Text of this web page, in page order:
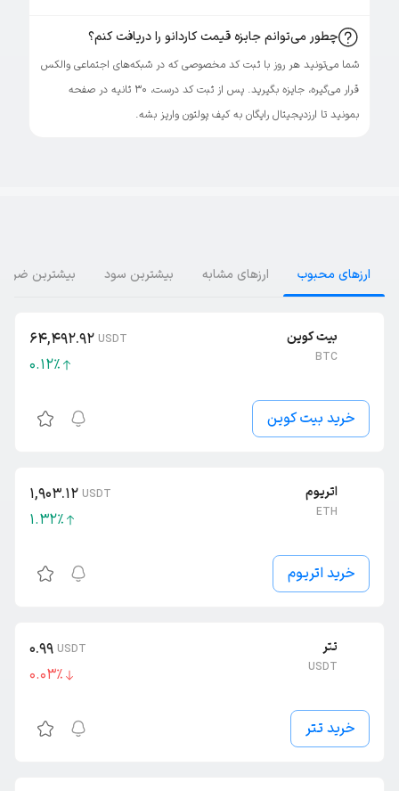
چطور می‌توانم جایزه قیمت کاردانو را دریافت کنم؟
شما می‌تونید هر روز با ثبت کد مخصوصی که در شبکه‌های اجتماعی والکس
قرار می‌گیره، جایزه بگیرید. پس از ثبت کد درست، ۳۰ ثانیه در صفحه
بمونید تا ارزدیجیتال رایگان به کیف پولتون واریز بشه.
ارز‌های محبوب ارز‌های مشابه بیشترین سود بیشترین ضرر
بیت کوین
BTC
64,492.92 USDT
٪0.12
خرید بیت کوین
اتریوم
ETH
1,903.12 USDT
٪1.32
خرید اتریوم
تتر
USDT
0.99 USDT
٪0.03
خرید تتر